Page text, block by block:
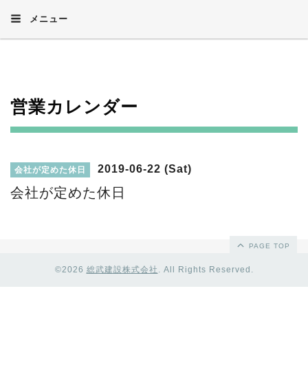
メニュー
営業カレンダー
会社が定めた休日 2019-06-22 (Sat)
会社が定めた休日
PAGE TOP
©2026 総武建設株式会社 . All Rights Reserved.